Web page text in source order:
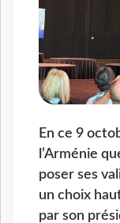
En ce 9
l’Arménie
poser ses
un choix
par son